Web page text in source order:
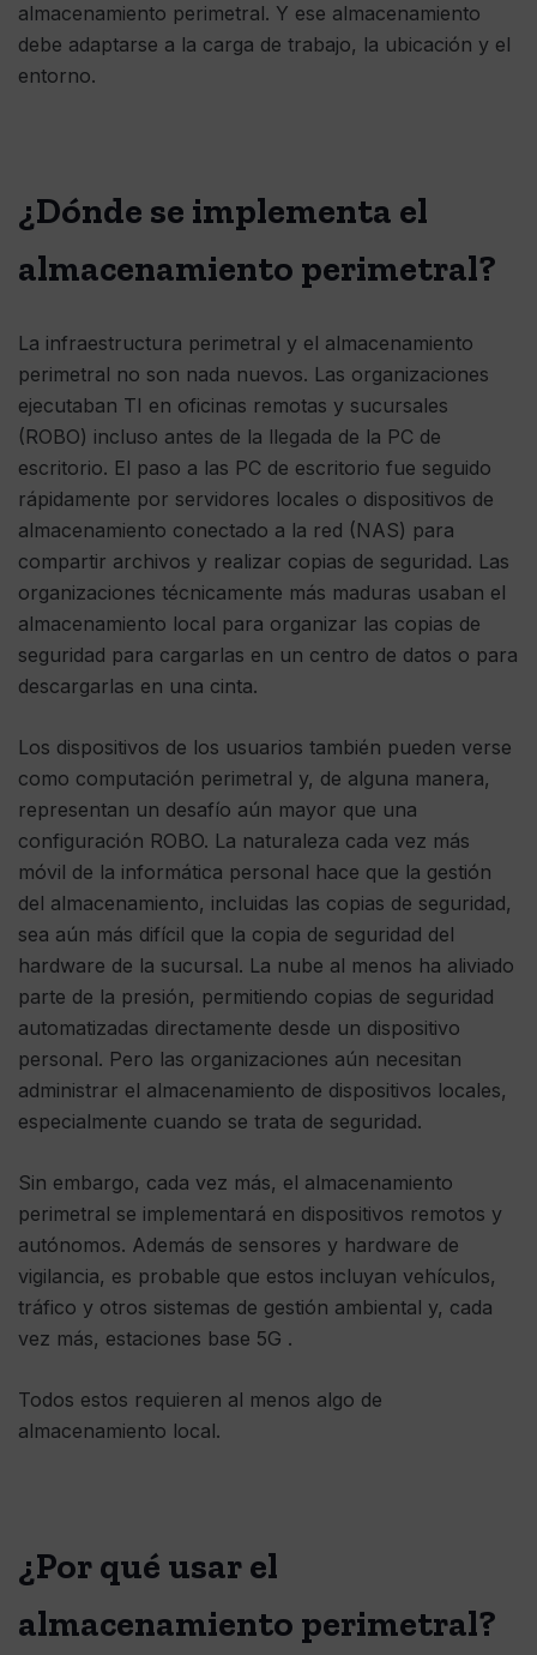
almacenamiento perimetral. Y ese almacenamiento
debe adaptarse a la carga de trabajo, la ubicación y el
entorno.
¿Dónde se implementa el
almacenamiento perimetral?
La infraestructura perimetral y el almacenamiento
perimetral no son nada nuevos. Las organizaciones
ejecutaban TI en oficinas remotas y sucursales
(ROBO) incluso antes de la llegada de la PC de
escritorio. El paso a las PC de escritorio fue seguido
rápidamente por servidores locales o dispositivos de
almacenamiento conectado a la red (NAS) para
compartir archivos y realizar copias de seguridad. Las
organizaciones técnicamente más maduras usaban el
almacenamiento local para organizar las copias de
seguridad para cargarlas en un centro de datos o para
descargarlas en una cinta.
Los dispositivos de los usuarios también pueden verse
como computación perimetral y, de alguna manera,
representan un desafío aún mayor que una
configuración ROBO. La naturaleza cada vez más
móvil de la informática personal hace que la gestión
del almacenamiento, incluidas las copias de seguridad,
sea aún más difícil que la copia de seguridad del
hardware de la sucursal. La nube al menos ha aliviado
parte de la presión, permitiendo copias de seguridad
automatizadas directamente desde un dispositivo
personal. Pero las organizaciones aún necesitan
administrar el almacenamiento de dispositivos locales,
especialmente cuando se trata de seguridad.
Sin embargo, cada vez más, el almacenamiento
perimetral se implementará en dispositivos remotos y
autónomos. Además de sensores y hardware de
vigilancia, es probable que estos incluyan vehículos,
tráfico y otros sistemas de gestión ambiental y, cada
vez más, estaciones base 5G .
Todos estos requieren al menos algo de
almacenamiento local.
¿Por qué usar el
almacenamiento perimetral?